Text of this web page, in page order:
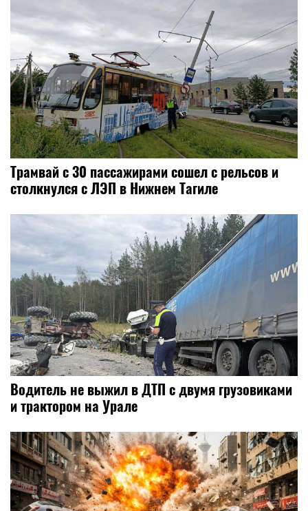
Трамвай с 30 пассажирами сошел с рельсов и
столкнулся с ЛЭП в Нижнем Тагиле
Водитель не выжил в ДТП с двумя грузовиками
и трактором на Урале